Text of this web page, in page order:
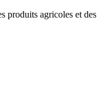
produits agricoles et des